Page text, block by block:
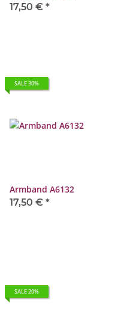
17,50 € *
SALE 30%
Armband A6132
17,50 € *
SALE 20%